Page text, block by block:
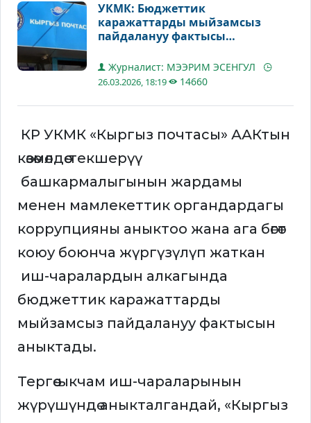
УКМК: Бюджеттик
каражаттарды мыйзамсыз
пайдалануу фактысы
Журналист: МЭЭРИМ ЭСЕНГУЛ
26.03.2026, 18:19 14660
КР УКМК «Кыргыз почтасы» ААКтын
көзөмөлдөө-текшерүү
башкармалыгынын жардамы
менен мамлекеттик органдардагы
коррупцияны аныктоо жана ага бөгөт
коюу боюнча жүргүзүлүп жаткан
иш-чаралардын алкагында
бюджеттик каражаттарды
мыйзамсыз пайдалануу фактысын
аныктады.
Тергөө-ыкчам иш-чараларынын
жүрүшүндө аныкталгандай, «Кыргыз